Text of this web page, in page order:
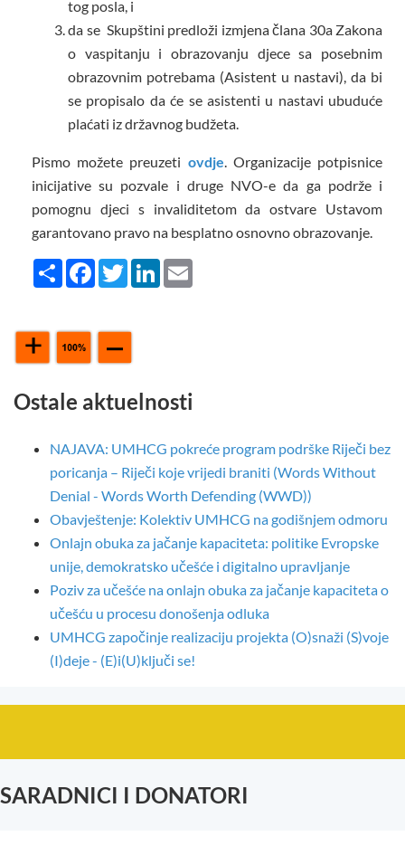
tog posla, i
da se Skupštini predloži izmjena člana 30a Zakona
o vaspitanju i obrazovanju djece sa posebnim
obrazovnim potrebama (Asistent u nastavi), da bi
se propisalo da će se asistenti u nastavi ubuduće
plaćati iz državnog budžeta.
Pismo možete preuzeti ovdje. Organizacije potpisnice
inicijative su pozvale i druge NVO-e da ga podrže i
pomognu djeci s invaliditetom da ostvare Ustavom
garantovano pravo na besplatno osnovno obrazovanje.
Share FacebookTwitterLinkedIn
Ostale aktuelnosti
NAJAVA: UMHCG pokreće program podrške Riječi bez
poricanja – Riječi koje vrijedi braniti (Words Without
Denial - Words Worth Defending (WWD))
Obavještenje: Kolektiv UMHCG na godišnjem odmoru
Onlajn obuka za jačanje kapaciteta: politike Evropske
unije, demokratsko učešće i digitalno upravljanje
Poziv za učešće na onlajn obuka za jačanje kapaciteta o
učešću u procesu donošenja odluka
UMHCG započinje realizaciju projekta (O)snaži (S)voje
(I)deje - (E)i(U)ključi se!
SARADNICI I DONATORI